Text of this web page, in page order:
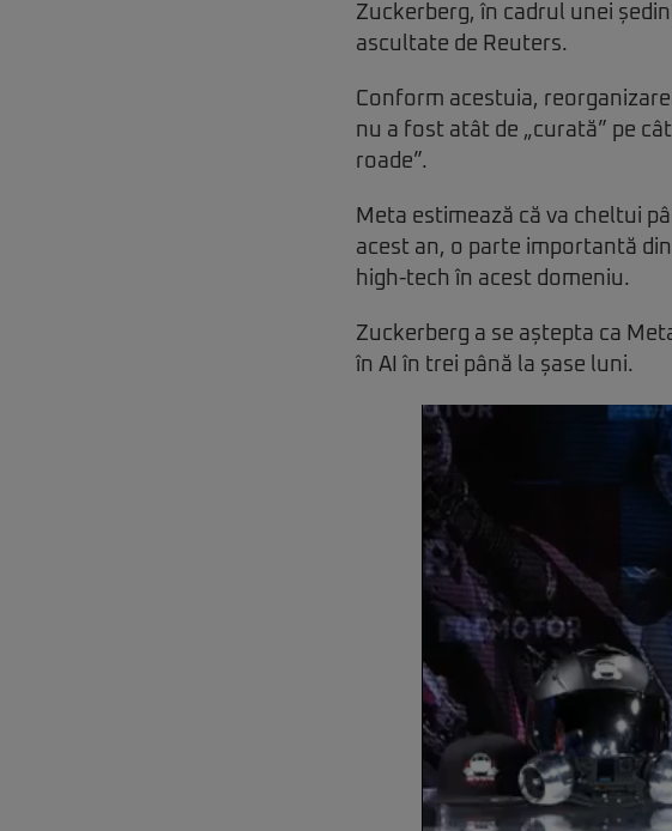
Zuckerberg, în cadrul unei
ascultate de Reuters.
Conform acestuia,
nu a fost atât de „curată” pe
roade”.
Meta estimează că va cheltui
acest an, o parte importantă
high-tech în acest domeniu.
Zuckerberg a se aștepta ca
în AI în trei până la șase luni.